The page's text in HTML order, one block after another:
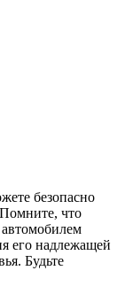
безопасно
что
его надлежащей
Будьте